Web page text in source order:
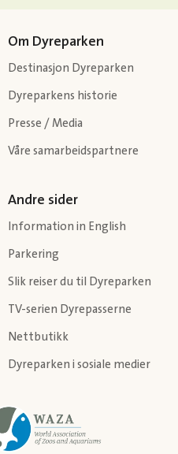
Om Dyreparken
Destinasjon Dyreparken
Dyreparkens historie
Presse / Media
Våre samarbeidspartnere
Andre sider
Information in English
Parkering
Slik reiser du til Dyreparken
TV-serien Dyrepasserne
Nettbutikk
Dyreparken i sosiale medier